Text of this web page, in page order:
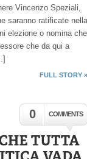
Vincenzo Speziali,
saranno ratificate nella
elezione o nomina che
che da qui a
FULL STORY »
0 COMMENTS